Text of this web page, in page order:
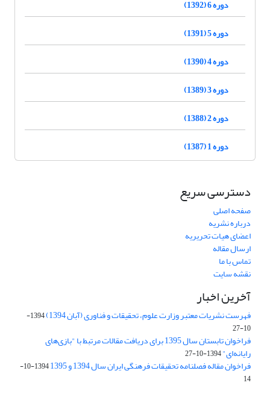
دوره 6 (1392)
دوره 5 (1391)
دوره 4 (1390)
دوره 3 (1389)
دوره 2 (1388)
دوره 1 (1387)
دسترسی سریع
صفحه اصلی
درباره نشریه
اعضای هیات تحریریه
ارسال مقاله
تماس با ما
نقشه سایت
آخرین اخبار
فهرست نشریات معتبر وزارت علوم، تحقیقات و فناوری (آبان 1394)
1394-
10-27
فراخوان تابستان سال 1395 برای دریافت مقالات مرتبط با "بازی‌های
رایانه‌ای"1394-10-27
فراخوان مقاله فصلنامه تحقیقات فرهنگی ایران سال 1394 و 1395
1394-10-
14